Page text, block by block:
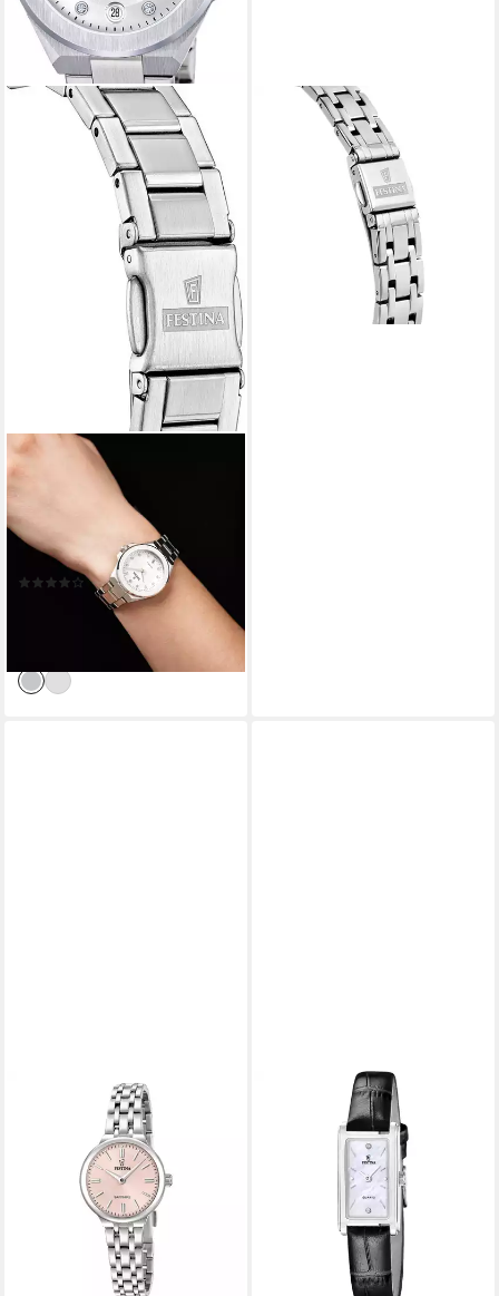
FESTINA
Quarzuhr Mademoiselle
F20700/1, Armbanduhr,
Damenuhr, Edelstahlarmband,
analog, Tag, Zirkonia (synth)
(6)
ab 85,33 € UVP119,00 €
lieferbar - in 2-3 Werktagen bei dir
FESTINA
Quarzuhr Mademoiselle
F20600/A, Armbanduhr,
Damenuhr, Edelstahlarmband,
analog, Zirkonia (synth)
lieferbar - in 2-3 Werktagen bei dir
+2
Quarzuhr Mademoiselle
F20744_2, Armbanduhr,
Damenuhr, Edelstahlarmband,
lieferbar - in 2-3 Werktagen bei dir
Quarzuhr Mademoiselle
F20769_1, Armbanduhr,
Damenuhr, Lederarmband,
lieferbar - in 2-3 Werktagen bei dir